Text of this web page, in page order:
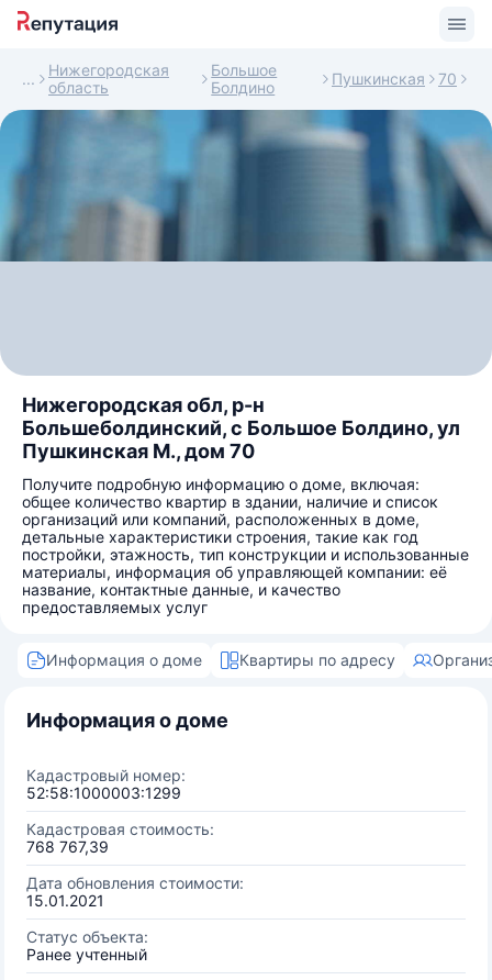
Нижегородская
область
Большое
Болдино
Пушкинская 70
Нижегородская обл, р-н
Большеболдинский, с Большое Болдино, ул
Пушкинская М., дом 70
Получите подробную информацию о доме, включая:
общее количество квартир в здании, наличие и список
организаций или компаний, расположенных в доме,
детальные характеристики строения, такие как год
постройки, этажность, тип конструкции и использованные
материалы, информация об управляющей компании: её
название, контактные данные, и качество
предоставляемых услуг
Информация о доме Квартиры по адресу
Информация о доме
Кадастровый номер:
52:58:1000003:1299
Кадастровая стоимость:
768 767,39
Дата обновления стоимости:
15.01.2021
Статус объекта:
Ранее учтенный